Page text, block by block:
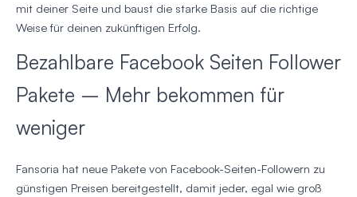
mit deiner Seite und baust die starke Basis auf die richtige
Weise für deinen zukünftigen Erfolg.
Bezahlbare Facebook Seiten Follower
Pakete – Mehr bekommen für
weniger
Fansoria hat neue Pakete von Facebook-Seiten-Followern zu
günstigen Preisen bereitgestellt, damit jeder, egal wie groß